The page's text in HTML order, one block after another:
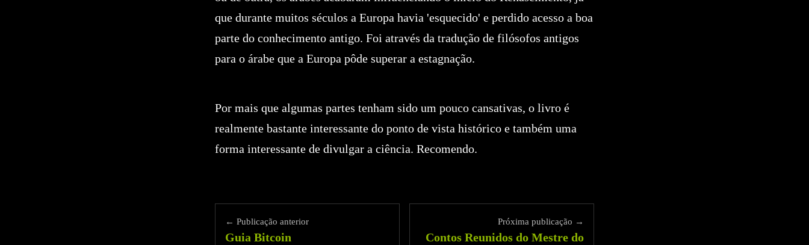
que durante muitos séculos a Europa havia 'esquecido' e perdido acesso a boa
parte do conhecimento antigo. Foi através da tradução de filósofos antigos
para o árabe que a Europa pôde superar a estagnação.
Por mais que algumas partes tenham sido um pouco cansativas, o livro é
realmente bastante interessante do ponto de vista histórico e também uma
forma interessante de divulgar a ciência. Recomendo.
← Publicação anterior
Guia Bitcoin
Próxima publicação →
Contos Reunidos do Mestre do